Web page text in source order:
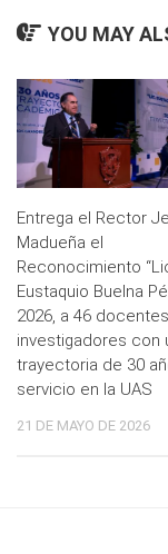
YOU MAY
Entrega el Rector
Madueña el
Reconocimiento
Eustaquio Buelna
2026, a 46
investigadores con
trayectoria de 30
servicio en la UAS
21 DE MAYO DE 2026